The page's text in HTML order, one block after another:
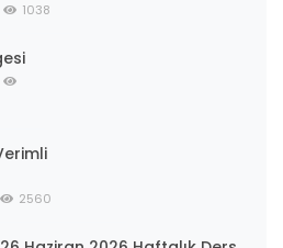
1038
2560